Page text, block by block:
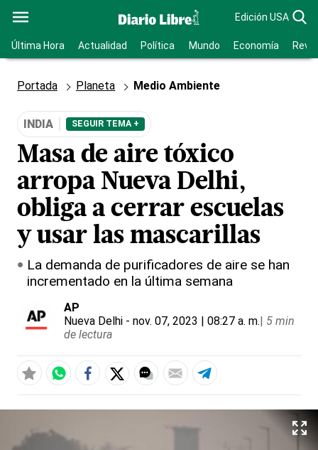
Edición USA
Última Hora Actualidad Política Mundo Economía
Portada Planeta Medio Ambiente
INDIA SEGUIR TEMA +
Masa de aire tóxico
arropa Nueva Delhi,
obliga a cerrar escuelas
y usar las mascarillas
La demanda de purificadores de aire se han
incrementado en la última semana
AP
Nueva Delhi - nov. 07, 2023 | 08:27 a. m.| 5 min
de lectura